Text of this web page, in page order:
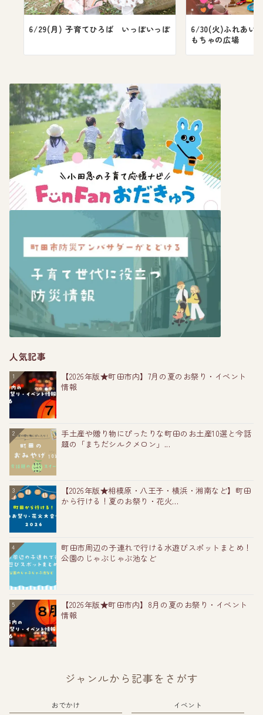
6/29(月) 子育てひろば いっぽいっぽ
6/30(火)ふれあい
もちゃの広場
人気記事
1
【2026年版★町田市内】7月の夏のお祭り・イベント
情報
2
手土産や贈り物にぴったりな町田のお土産10選と今話
題の「まちだシルクメロン」...
3
【2026年版★相模原・八王子・横浜・湘南など】町田
から行ける！夏のお祭り・花火...
4
町田市周辺の子連れで行ける水遊びスポットまとめ！
公園のじゃぶじゃぶ池など
5
【2026年版★町田市内】8月の夏のお祭り・イベント
情報
ジャンルから記事をさがす
おでかけ
イベント